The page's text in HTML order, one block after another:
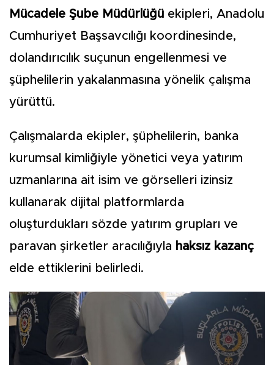
Mücadele Şube Müdürlüğü ekipleri, Anadolu
Cumhuriyet Başsavcılığı koordinesinde,
dolandırıcılık suçunun engellenmesi ve
şüphelilerin yakalanmasına yönelik çalışma
yürüttü.
Çalışmalarda ekipler, şüphelilerin, banka
kurumsal kimliğiyle yönetici veya yatırım
uzmanlarına ait isim ve görselleri izinsiz
kullanarak dijital platformlarda
oluşturdukları sözde yatırım grupları ve
paravan şirketler aracılığıyla haksız kazanç
elde ettiklerini belirledi.